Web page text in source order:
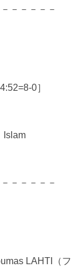
－－－－－
0］
Islam
－－－－－
LAHTI（フ